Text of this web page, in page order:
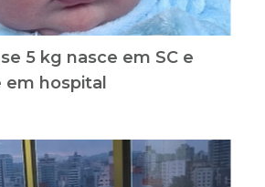
5 kg nasce em SC e
hospital